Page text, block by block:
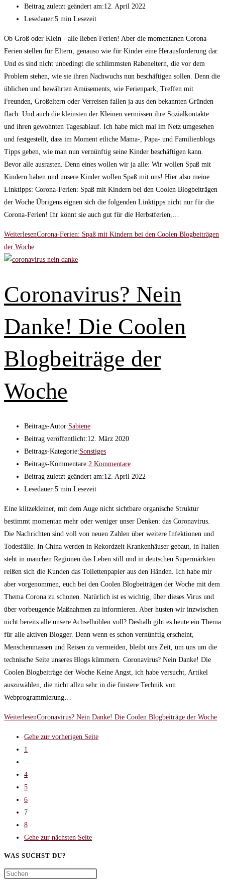
Beitrag zuletzt geändert am:12. April 2022
Lesedauer:5 min Lesezeit
Ob Groß oder Klein - alle lieben Ferien! Aber die momentanen Corona-
Ferien stellen für Eltern, genauso wie für Kinder eine Herausforderung dar.
Und es sind nicht unbedingt die schlimmsten Rabeneltern, die vor dem
Problem stehen, wie sie ihren Nachwuchs nun beschäftigen sollen. Denn die
üblichen und bewährten Amüsements, wie Ferienpark, Treffen mit
Freunden, Großeltern oder Verreisen fallen ja aus den bekannten Gründen
flach. Und auch die kleinsten der Kleinen vermissen ihre Sozialkontakte
und ihren gewohnten Tagesablauf. Ich habe mich mal im Netz umgesehen
und festgestellt, dass im Moment etliche Mama-, Papa- und Familienblogs
Tipps geben, wie man nun vernünftig seine Kinder beschäftigen kann.
Bevor alle ausrasten. Denn eines wollen wir ja alle: Wir wollen Spaß mit
Kindern haben und unsere Kinder wollen Spaß mit uns! Hier also meine
Linktipps: Corona-Ferien: Spaß mit Kindern bei den Coolen Blogbeiträgen
der Woche Übrigens eignen sich die folgenden Linktipps nicht nur für die
Corona-Ferien! Ihr könnt sie auch gut für die Herbstferien,…
WeiterlesenCorona-Ferien: Spaß mit Kindern bei den Coolen Blogbeiträgen
der Woche
Coronavirus? Nein
Danke! Die Coolen
Blogbeiträge der
Woche
Beitrags-Autor:Sabiene
Beitrag veröffentlicht:12. März 2020
Beitrags-Kategorie:Sonstiges
Beitrags-Kommentare:2 Kommentare
Beitrag zuletzt geändert am:12. April 2022
Lesedauer:5 min Lesezeit
Eine klitzekleiner, mit dem Auge nicht sichtbare organische Struktur
bestimmt momentan mehr oder weniger unser Denken: das Coronavirus.
Die Nachrichten sind voll von neuen Zahlen über weitere Infektionen und
Todesfälle. In China werden in Rekordzeit Krankenhäuser gebaut, in Italien
steht in manchen Regionen das Leben still und in deutschen Supermärkten
reißen sich die Kunden das Toilettenpapier aus den Händen. Ich habe mir
aber vorgenommen, euch bei den Coolen Blogbeiträgen der Woche mit dem
Thema Corona zu schonen. Natürlich ist es wichtig, über dieses Virus und
über vorbeugende Maßnahmen zu informieren. Aber husten wir inzwischen
nicht bereits alle unsere Achselhöhlen voll? Deshalb gibt es heute ein Thema
für alle aktiven Blogger. Denn wenn es schon vernünftig erscheint,
Menschenmassen und Reisen zu vermeiden, bleibt uns Zeit, um uns um die
technische Seite unseres Blogs kümmern. Coronavirus? Nein Danke! Die
Coolen Blogbeiträge der Woche Keine Angst, ich habe versucht, Artikel
auszuwählen, die nicht allzu sehr in die finstere Technik von
Webprogrammierung…
WeiterlesenCoronavirus? Nein Danke! Die Coolen Blogbeiträge der Woche
Gehe zur vorherigen Seite
1
4
5
6
7
8
Gehe zur nächsten Seite
WAS SUCHST DU?